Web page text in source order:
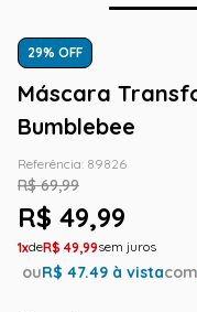
29% OFF
Máscara
Bumblebee
Referência: 89826
R$ 69,99
R$ 49,99
1 R$ 49,99
ouR$ 47.49 à vistacom